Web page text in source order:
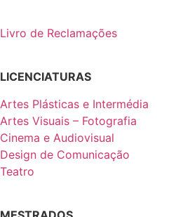
Livro de Reclamações
LICENCIATURAS
Artes Plásticas e Intermédia
Artes Visuais – Fotografia
Cinema e Audiovisual
Design de Comunicação
Teatro